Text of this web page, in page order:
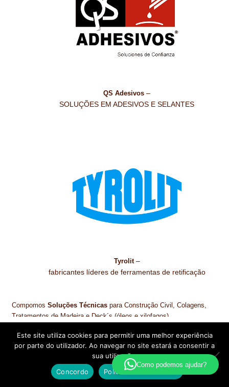
QS Adesivos –
SOLUÇÕES EM ADESIVOS E SELANTES
Tyrolit–
fabricantes líderes de ferramentas de retificação
Compomos Soluções Técnicaspara Construção Civil, Colagens,
Tratamentos de Madeira e Deck´s (óleos e xilofagos).
Produtos de manutenção e limpeza para todo tipo de pavimentos
(habitações e desportivos)
Colas poliuretânicas mono e bicomponentes. Colas MS polimeros
(em bolsas e em baldes).
Pistolas pneumáticas para aplicação.
Como podemos ajudar?
Este site utiliza cookies para permitir uma melhor experiência
por parte do utilizador. Ao navegar no site estará a consentir a
sua utilização.
Concordo
Política de Privacidade